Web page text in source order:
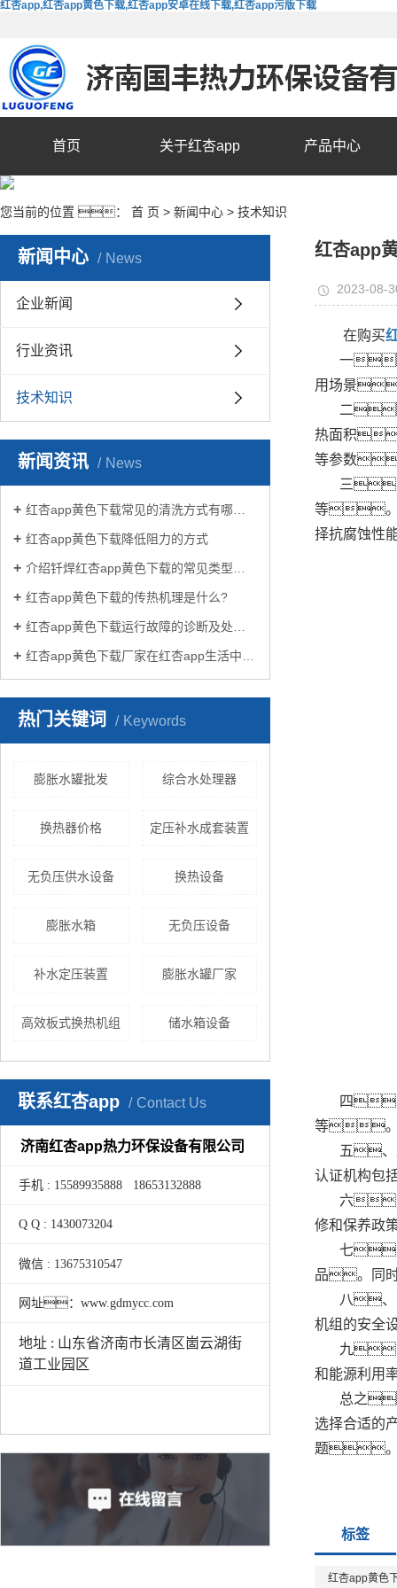
红杏app,红杏app黄色下载,红杏app安卓在线下载,红杏app污版下载
首页 关于红杏app 产品中心
您当前的位置 ： 首 页 > 新闻中心 > 技术知识
新闻中心 News
企业新闻
行业资讯
技术知识
新闻资讯 News
红杏app黄色下载常见的清洗方式有哪些？
红杏app黄色下载降低阻力的方式
介绍钎焊红杏app黄色下载的常见类型有哪些
红杏app黄色下载的传热机理是什么?
红杏app黄色下载运行故障的诊断及处理方法
红杏app黄色下载厂家在红杏app生活中有哪些作用？
热门关键词 Keywords
膨胀水罐批发 综合水处理器
换热器价格 定压补水成套装置
无负压供水设备 换热设备
膨胀水箱 无负压设备
补水定压装置 膨胀水罐厂家
高效板式换热机组 储水箱设备
联系红杏app Contact Us
济南红杏app热力环保设备有限公司
手机 : 15589935888 18653132888
Q Q : 1430073204
微信 : 13675310547
网址：www.gdmycc.com
地址 : 山东省济南市长清区崮云湖街
道工业园区
红杏app
2023-08-
在购买
一
用场景
二
热面积
等参数
三
等。
择抗腐蚀
四
等。
五、
认证机构包
六
修和保养
七
品。同
八、
机组的安全
九
和能源利
总之
选择合适的
题。
标签
红杏app黄色